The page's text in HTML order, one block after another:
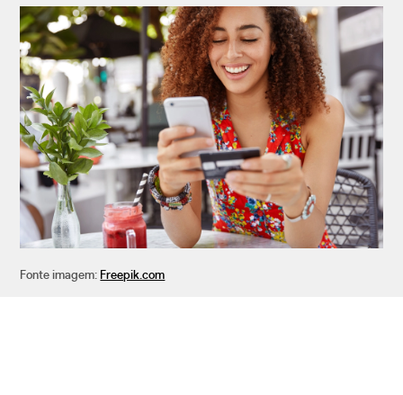
Fonte imagem: Freepik.com